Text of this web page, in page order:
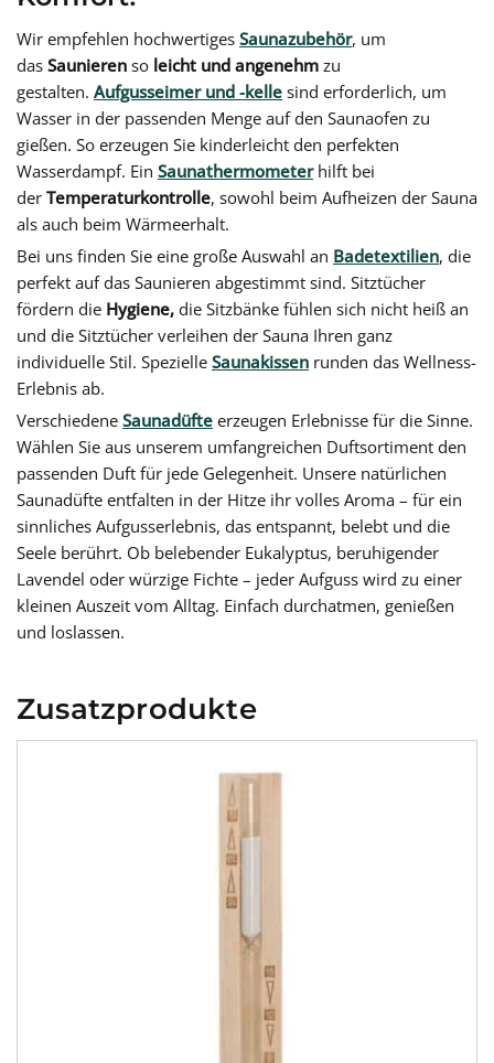
Wir empfehlen hochwertiges Saunazubehör, um
das Saunieren so leicht und angenehm zu
gestalten. Aufgusseimer und -kelle sind erforderlich, um
Wasser in der passenden Menge auf den Saunaofen zu
gießen. So erzeugen Sie kinderleicht den perfekten
Wasserdampf. Ein Saunathermometerhilft bei
der Temperaturkontrolle, sowohl beim Aufheizen der Sauna
als auch beim Wärmeerhalt.
Bei uns finden Sie eine große Auswahl an Badetextilien, die
perfekt auf das Saunieren abgestimmt sind. Sitztücher
fördern die Hygiene, die Sitzbänke fühlen sich nicht heiß an
und die Sitztücher verleihen der Sauna Ihren ganz
individuelle Stil. Spezielle Saunakissen runden das Wellness-
Erlebnis ab.
Verschiedene Saunadüfte erzeugen Erlebnisse für die Sinne.
Wählen Sie aus unserem umfangreichen Duftsortiment den
passenden Duft für jede Gelegenheit. Unsere natürlichen
Saunadüfte entfalten in der Hitze ihr volles Aroma – für ein
sinnliches Aufgusserlebnis, das entspannt, belebt und die
Seele berührt. Ob belebender Eukalyptus, beruhigender
Lavendel oder würzige Fichte – jeder Aufguss wird zu einer
kleinen Auszeit vom Alltag. Einfach durchatmen, genießen
und loslassen.
Zusatzprodukte